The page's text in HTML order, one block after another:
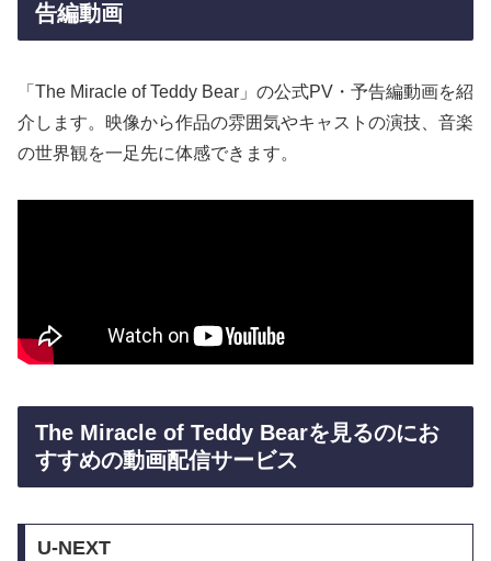
告編動画
「The Miracle of Teddy Bear」の公式PV・予告編動画を紹
介します。映像から作品の雰囲気やキャストの演技、音楽
の世界観を一足先に体感できます。
The Miracle of Teddy Bearを見るのにお
すすめの動画配信サービス
U-NEXT